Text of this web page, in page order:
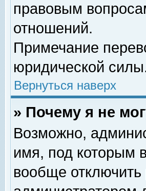
правовым
отношений.
Примечание
юридической
Вернуться наверх
» Почему я не
Возможно,
имя, под которым
вообще